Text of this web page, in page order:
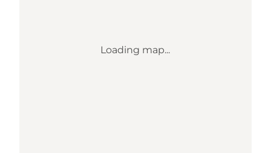
Loading map...